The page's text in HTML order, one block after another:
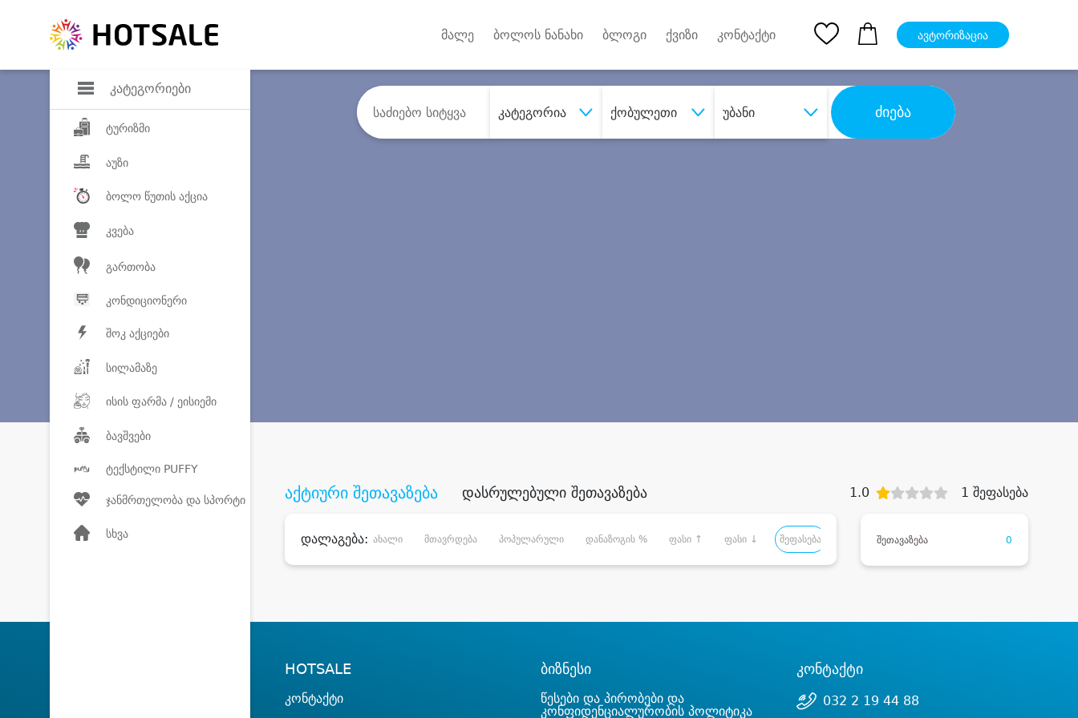
კატეგორიები
ტურიზმი
აუზი
ბოლო წუთის აქცია
კვება
გართობა
კონდიციონერი
შოკ აქციები
სილამაზე
ისის ფარმა / ეისიემი
ბავშვები
ტექსტილი PUFFY
ჯანმრთელობა და სპორტი
სხვა
მალე ბოლოს ნანახი ბლოგი ქვიზი კონტაქტი ავტორიზაცია
კატეგორია ქობულეთი უბანი ძიება
აქტიური შეთავაზება დასრულებული შეთავაზება 1.0 1 შეფასება
დალაგება: ახალი მთავრდება პოპულარული დანაზოგის % ფასი ↑ ფასი ↓ შეფასება შეთავაზება 0
HOTSALE
კონტაქტი
ბიზნესი
წესები და პირობები და
კონფიდენციალურობის პოლიტიკა
კონტაქტი
032 2 19 44 88